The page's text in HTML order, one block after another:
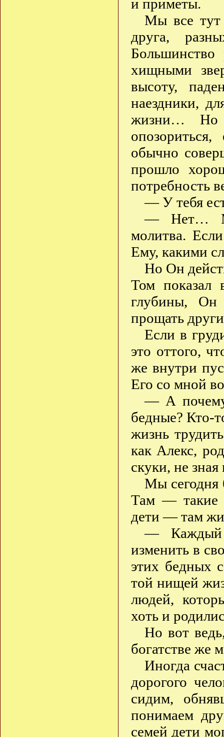
и приметы.
Мы все тут
друга,
хищными
высоту,
наездники,
жизни… Но
обычно
прошло
потребность
— У тебя
— Нет…
молитва.
Ему, какими
Но Он
Том
глубины,
прощать
Если в
это оттого,
же внутри
Его со мной
— А
бедные? Кто-
жизнь
как Алекс,
скуки, не
Мы сегодня
Там — такие
дети — там
— Каждый
изменить в
этих бедных
той нищей
людей,
хоть и
Но вот
богатстве же
Иногда
дорогого
сидим,
понимаем
семей дети